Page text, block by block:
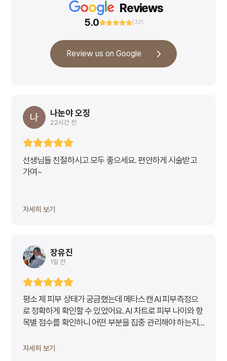
Reviews
5.0 (32)
Review us on Google
나눈야 오징
22시간 전
선생님들 친절하시고 모두 좋으세요. 편안하게 시술받고
가여~
자세히 보기
장유진
1일 전
평소 제 피부 상태가 궁금했는데 메타스캔 AI 피부측정으
로 정확하게 확인할 수 있었어요. AI 차트로 피부 나이와 항
목별 점수를 확인하니 어떤 부분을 집중 관리해야 하는지
관리 받기 전에 꼭 한 번 측정해보길 추천해요!
자세히 보기